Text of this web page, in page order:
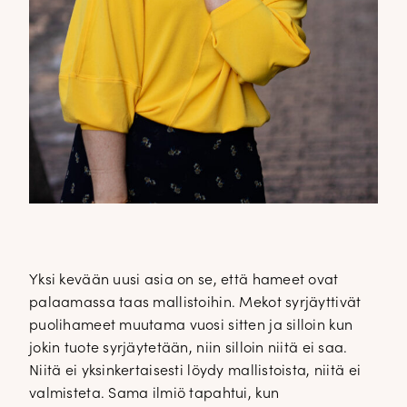
Yksi kevään uusi asia on se, että hameet ovat
palaamassa taas mallistoihin. Mekot syrjäyttivät
puolihameet muutama vuosi sitten ja silloin kun
jokin tuote syrjäytetään, niin silloin niitä ei saa.
Niitä ei yksinkertaisesti löydy mallistoista, niitä ei
valmisteta. Sama ilmiö tapahtui, kun